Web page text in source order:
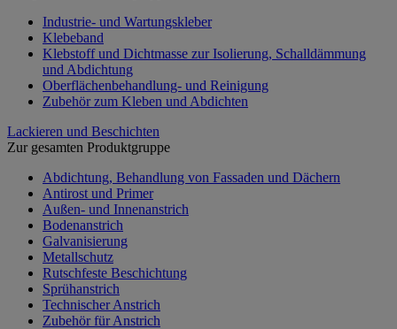
Industrie- und Wartungskleber
Klebeband
Klebstoff und Dichtmasse zur Isolierung, Schalldämmung
und Abdichtung
Oberflächenbehandlung- und Reinigung
Zubehör zum Kleben und Abdichten
Lackieren und Beschichten
Zur gesamten Produktgruppe
Abdichtung, Behandlung von Fassaden und Dächern
Antirost und Primer
Außen- und Innenanstrich
Bodenanstrich
Galvanisierung
Metallschutz
Rutschfeste Beschichtung
Sprühanstrich
Technischer Anstrich
Zubehör für Anstrich